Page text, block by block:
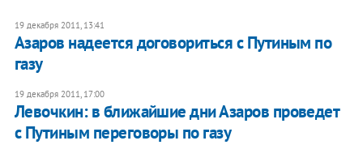
19 декабря 2011, 13:41
Азаров надеется договориться с Путиным по
газу
19 декабря 2011, 17:00
Левочкин: в ближайшие дни Азаров проведет
с Путиным переговоры по газу